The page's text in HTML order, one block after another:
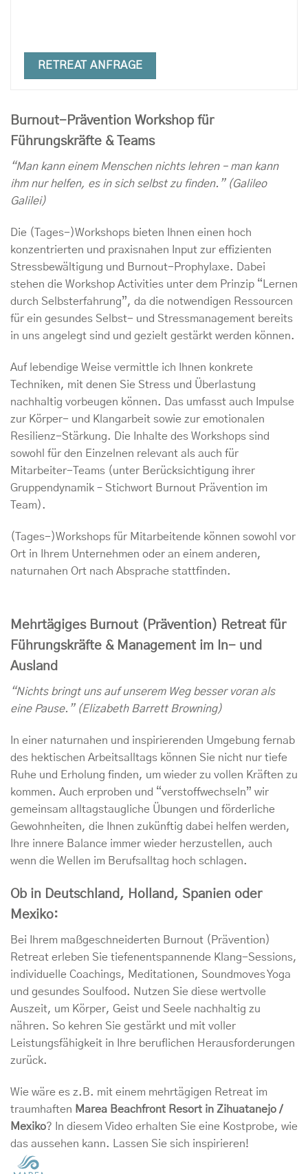
RETREAT ANFRAGE
Burnout-Prävention Workshop für
Führungskräfte & Teams
“Man kann einem Menschen nichts lehren – man kann
ihm nur helfen, es in sich selbst zu finden.” (Galileo
Galilei)
Die (Tages-)Workshops bieten Ihnen einen hoch
konzentrierten und praxisnahen Input zur effizienten
Stressbewältigung und Burnout-Prophylaxe. Dabei
stehen die Workshop Activities unter dem Prinzip “Lernen
durch Selbsterfahrung”, da die notwendigen Ressourcen
für ein gesundes Selbst- und Stressmanagement bereits
in uns angelegt sind und gezielt gestärkt werden können.
Auf lebendige Weise vermittle ich Ihnen konkrete
Techniken, mit denen Sie Stress und Überlastung
nachhaltig vorbeugen können. Das umfasst auch Impulse
zur Körper- und Klangarbeit sowie zur emotionalen
Resilienz-Stärkung. Die Inhalte des Workshops sind
sowohl für den Einzelnen relevant als auch für
Mitarbeiter-Teams (unter Berücksichtigung ihrer
Gruppendynamik – Stichwort Burnout Prävention im
Team).
(Tages-)Workshops für Mitarbeitende können sowohl vor
Ort in Ihrem Unternehmen oder an einem anderen,
naturnahen Ort nach Absprache stattfinden.
Mehrtägiges Burnout (Prävention) Retreat für
Führungskräfte & Management im In- und
Ausland
“Nichts bringt uns auf unserem Weg besser voran als
eine Pause.” (Elizabeth Barrett Browning)
In einer naturnahen und inspirierenden Umgebung fernab
des hektischen Arbeitsalltags können Sie nicht nur tiefe
Ruhe und Erholung finden, um wieder zu vollen Kräften zu
kommen. Auch erproben und “verstoffwechseln” wir
gemeinsam alltagstaugliche Übungen und förderliche
Gewohnheiten, die Ihnen zukünftig dabei helfen werden,
Ihre innere Balance immer wieder herzustellen, auch
wenn die Wellen im Berufsalltag hoch schlagen.
Ob in Deutschland, Holland, Spanien oder
Mexiko:
Bei Ihrem maßgeschneiderten Burnout (Prävention)
Retreat erleben Sie tiefenentspannende Klang-Sessions,
individuelle Coachings, Meditationen, Soundmoves Yoga
und gesundes Soulfood. Nutzen Sie diese wertvolle
Auszeit, um Körper, Geist und Seele nachhaltig zu
nähren. So kehren Sie gestärkt und mit voller
Leistungsfähigkeit in Ihre beruflichen Herausforderungen
zurück.
Wie wäre es z.B. mit einem mehrtägigen Retreat im
traumhaften Marea Beachfront Resort in Zihuatanejo /
Mexiko? In diesem Video erhalten Sie eine Kostprobe, wie
das aussehen kann. Lassen Sie sich inspirieren!